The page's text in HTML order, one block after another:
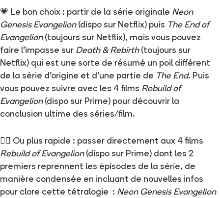
💗 Le bon choix : partir de la série originale Neon
Genesis Evangelion(dispo sur Netflix) puis The End of
Evangelion(toujours sur Netflix), mais vous pouvez
faire l’impasse sur Death & Rebirth(toujours sur
Netflix) qui est une sorte de résumé un poil différent
de la série d’origine et d’une partie de The End. Puis
vous pouvez suivre avec les 4 films Rebuild of
Evangelion(dispo sur Prime) pour découvrir la
conclusion ultime des séries/film.
🏃‍♀️ Ou plus rapide : passer directement aux 4 films
Rebuild of Evangelion(dispo sur Prime) dont les 2
premiers reprennent les épisodes de la série, de
manière condensée en incluant de nouvelles infos
pour clore cette tétralogie : Neon Genesis Evangelion